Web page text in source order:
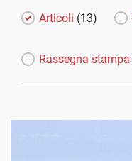
Articoli (13)
Rassegna stampa